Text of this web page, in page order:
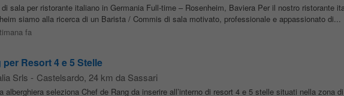
sala per ristorante italiano in Germania Full-time – Rosenheim, Baviera Per il nostro ristorante
siamo alla ricerca di un Barista / Commis di sala motivato, professionale e appassionato di...
fa
Resort 4 e 5 Stelle
Srls - Castelsardo, 24 km da Sassari
alberghiera seleziona Chef de Rang da inserire all’interno di resort 4 e 5 stelle situati nella zona